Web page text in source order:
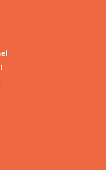
web để bán hàng là